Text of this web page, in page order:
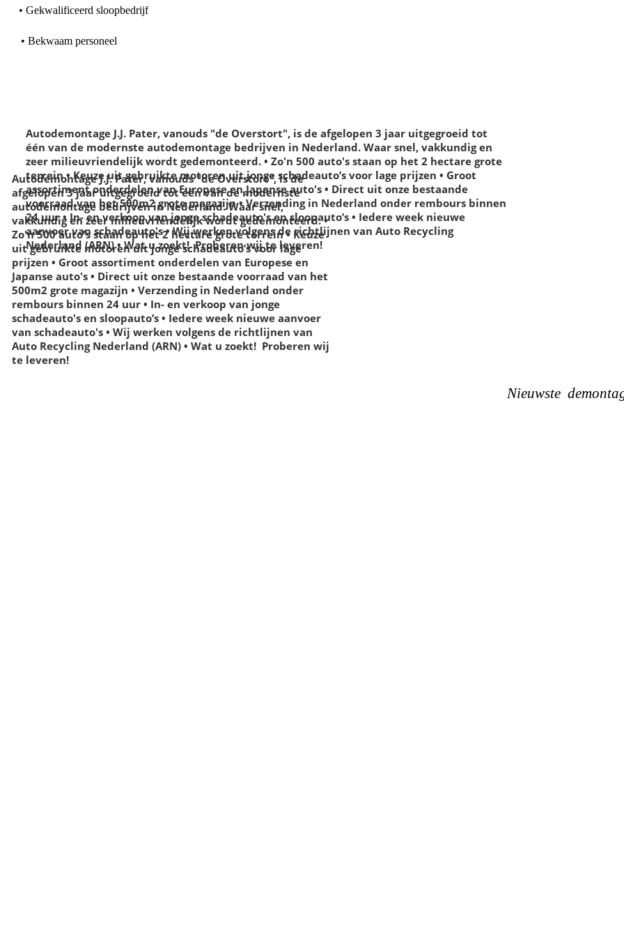
• Gekwalificeerd sloopbedrijf
• Bekwaam personeel
Autodemontage J.J. Pater, vanouds "de Overstort", is de afgelopen 3 jaar uitgegroeid tot
één van de modernste autodemontage bedrijven in Nederland. Waar snel, vakkundig en
zeer milieuvriendelijk wordt gedemonteerd. • Zo'n 500 auto's staan op het 2 hectare grote
terrein• Keuze uit gebruikte motoren uit jonge schadeauto’s voor lage prijzen • Groot
assortiment onderdelen van Europese en Japanse auto's • Direct uit onze bestaande
voorraad van het 500m2 grote magazijn• Verzending in Nederland onder rembours binnen
24 uur• In- en verkoop van jonge schadeauto's en sloopauto’s • Iedere week nieuwe
aanvoer van schadeauto's• Wij werken volgens de richtlijnen van Auto Recycling
Nederland (ARN)• Wat u zoekt! Proberen wij te leveren!
Nieuwste
Autodemontage J.J. Pater, vanouds "de Overstort", is de
afgelopen3 jaar uitgegroeid tot één van de modernste
autodemontage bedrijven in Nederland.Waar snel,
vakkundig en zeer milieuvriendelijk wordtgedemonteerd. •
Zo'n 500 auto's staan op het 2 hectare grote terrein• Keuze
uit gebruikte motoren uit jonge schadeauto’s voor lage
prijzen • Groot assortiment onderdelen van Europese en
Japanse auto's • Direct uit onze bestaande voorraad van het
500m2 grote magazijn • Verzending in Nederland onder
rembours binnen 24 uur • In- en verkoop van jonge
schadeauto's en sloopauto’s • Iedere week nieuwe aanvoer
van schadeauto's • Wij werken volgens de richtlijnen van
Auto Recycling Nederland (ARN) • Wat u zoekt! Proberen wij
te leveren!